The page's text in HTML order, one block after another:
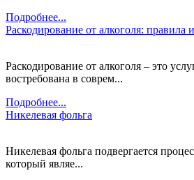
Подробнее...
Раскодирование от алкоголя: правила
Раскодирование от алкоголя – это
востребована в соврем...
Подробнее...
Никелевая фольга
Никелевая фольга подвергается
который являе...